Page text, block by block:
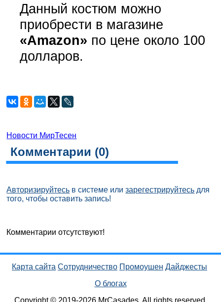
Данный костюм можно
приобрести в магазине
«Amazon» по цене около 100
долларов.
Новости МирТесен
Комментарии (0)
Авторизируйтесь в системе илизарегестрируйтесь для
того, чтобы оставить запись!
Комментарии отсутствуют!
Карта сайта Сотрудничество Промоушен Дайджесты
О блогах
Copyright © 2019-2026 MrCasades. All rights reserved.